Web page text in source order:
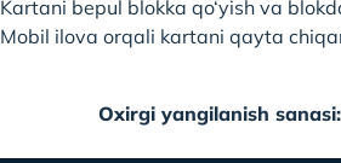
Kartani bepul blokka qo‘yish va
Mobil ilova orqali kartani qayta
Oxirgi yangilanish